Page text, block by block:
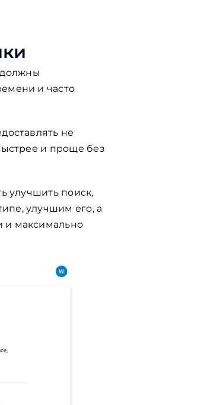
и часто
не
и проще без
улучшить поиск,
улучшим его, а
и максимально